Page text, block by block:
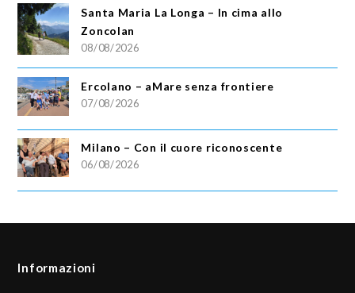
Santa Maria La Longa – In cima allo
Zoncolan
08/08/2026
Ercolano – aMare senza frontiere
07/08/2026
Milano – Con il cuore riconoscente
06/08/2026
Informazioni